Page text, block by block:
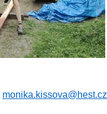
monika.kissova@hest.cz